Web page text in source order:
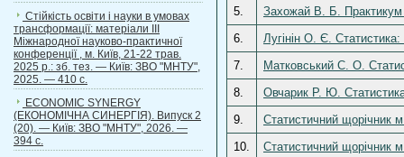
Стійкість освіти і науки в умовах
трансформації: матеріали ІІІ
Міжнародної науково-практичної
конференції , м. Київ, 21-22 трав.
2025 р.: зб. тез. — Київ: ЗВО "МНТУ",
2025. — 410 с.
ECONOMIC SYNERGY
(ЕКОНОМІЧНА СИНЕРГІЯ). Випуск 2
(20). — Київ: ЗВО "МНТУ", 2026. —
394 с.
5.
Захожай В. Б.
6.
Лугінін О. Є.
7.
Матковський С. О.
8.
Овчарик Р. Ю.
9.
Статистичний щорічник
10.
Статистичний щорічник